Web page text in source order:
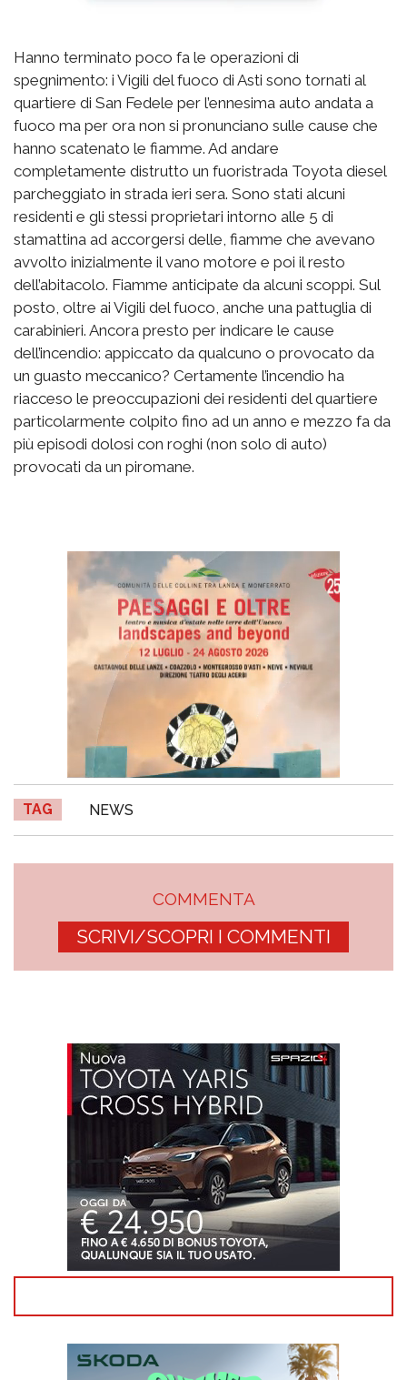
Hanno terminato poco fa le operazioni di
spegnimento: i Vigili del fuoco di Asti sono tornati al
quartiere di San Fedele per l’ennesima auto andata a
fuoco ma per ora non si pronunciano sulle cause che
hanno scatenato le fiamme. Ad andare
completamente distrutto un fuoristrada Toyota diesel
parcheggiato in strada ieri sera. Sono stati alcuni
residenti e gli stessi proprietari intorno alle 5 di
stamattina ad accorgersi delle, fiamme che avevano
avvolto inizialmente il vano motore e poi il resto
dell’abitacolo. Fiamme anticipate da alcuni scoppi. Sul
posto, oltre ai Vigili del fuoco, anche una pattuglia di
carabinieri. Ancora presto per indicare le cause
dell’incendio: appiccato da qualcuno o provocato da
un guasto meccanico? Certamente l’incendio ha
riacceso le preoccupazioni dei residenti del quartiere
particolarmente colpito fino ad un anno e mezzo fa da
più episodi dolosi con roghi (non solo di auto)
provocati da un piromane.
TAG NEWS
COMMENTA
SCRIVI/SCOPRI I COMMENTI